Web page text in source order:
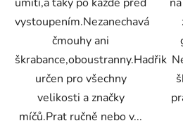
vystoupením.Nezanechavá
čmouhy ani
škrabance,oboustranny.Hadřik
určen pro všechny
velikosti a značky
míčů.Prat ručně nebo v...